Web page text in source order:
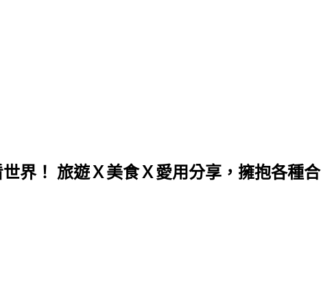
界！ 旅遊Ｘ美食Ｘ愛用分享，擁抱各種合